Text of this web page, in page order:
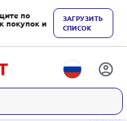
по
покупок и
ЗАГРУЗИТЬ
СПИСОК